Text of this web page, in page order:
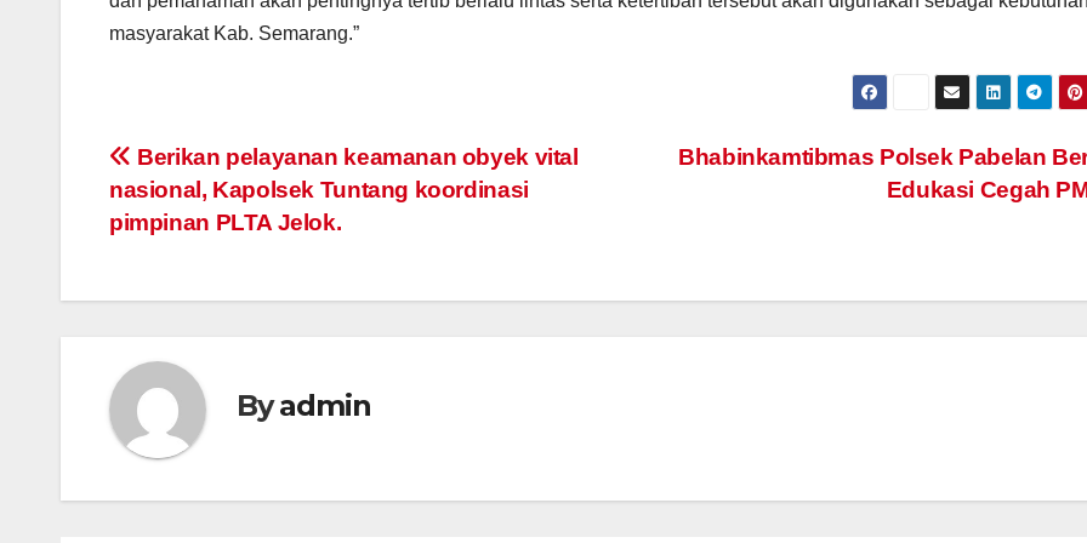
masyarakat Kab. Semarang.”
Post
navigation
Bhabinkamtibmas Polsek Pabelan
Edukasi Cegah
Berikan pelayanan keamanan obyek vital
nasional, Kapolsek Tuntang koordinasi
pimpinan PLTA Jelok.
Byadmin